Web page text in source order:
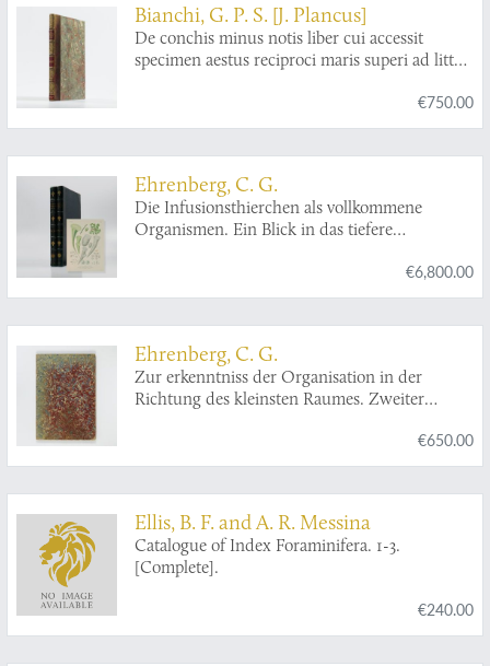
Bianchi, G. P. S. [J. Plancus]
De conchis minus notis liber cui accessit
specimen aestus reciproci maris superi ad littus
€750.00
Ehrenberg, C. G.
Die Infusionsthierchen als vollkommene
Organismen. Ein Blick in das tiefere
€6,800.00
Ehrenberg, C. G.
Zur erkenntniss der Organisation in der
Richtung des kleinsten Raumes. Zweiter
Structur der Magenthiere und Räderthiere
oder sogenannten Infusorien, nebst einer
Akademie der Wissenschaften zu Berlin im
Jahre 1831.
€650.00
Ellis, B. F. and A. R. Messina
Catalogue of Index Foraminifera. 1-3.
[Complete].
€240.00